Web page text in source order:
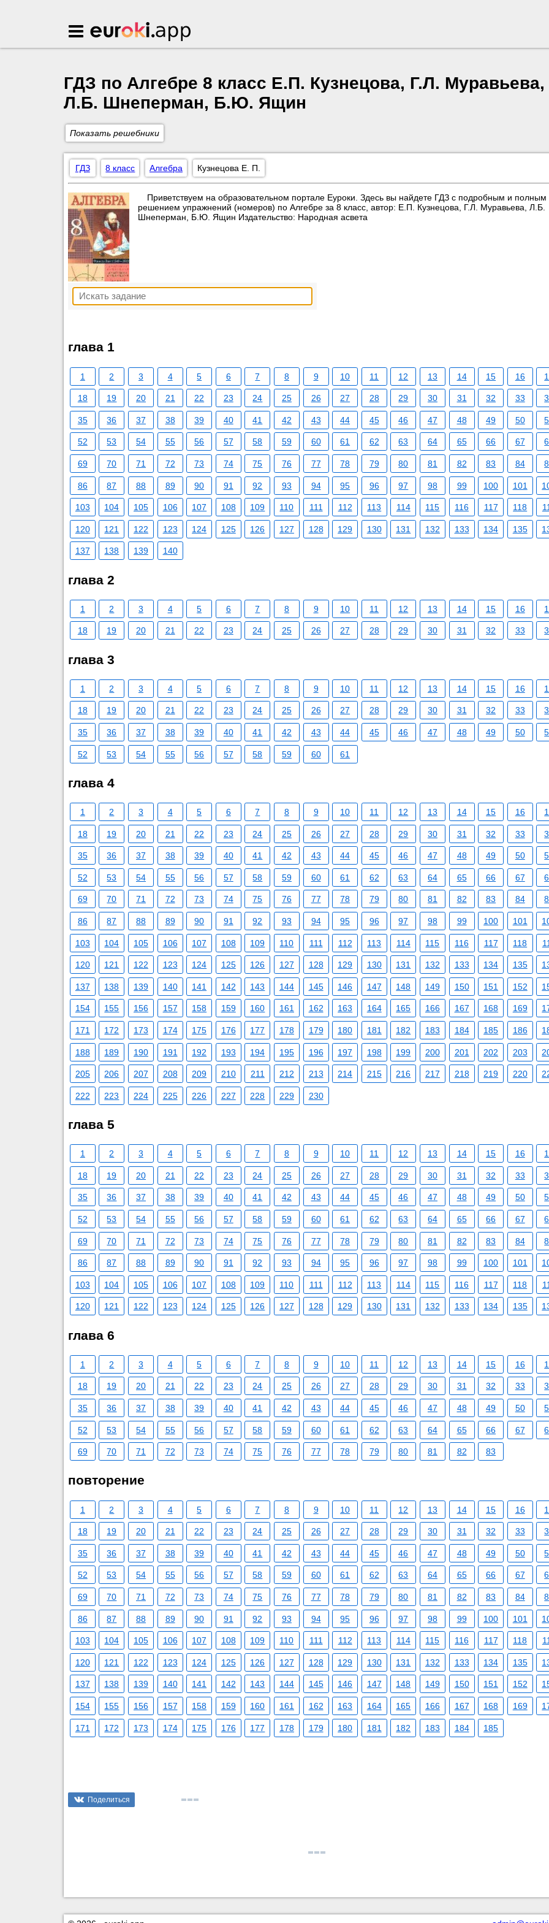
Euroki.app
ГДЗ по Алгебре 8 класс Е.П. Кузнецова, Г.Л. Муравьева,
Л.Б. Шнеперман, Б.Ю. Ящин
Показать решебники
ГДЗ 8 класс Алгебра Кузнецова Е. П.
Приветствуем на образовательном портале Еуроки. Здесь вы найдете ГДЗ с подробным и полным
решением упражнений (номеров) по Алгебре за 8 класс, автор: Е.П. Кузнецова, Г.Л. Муравьева, Л.Б.
Шнеперман, Б.Ю. Ящин Издательство: Народная асвета
глава 1
1 2 3 4 5 6 7 8 9 10 11 12 13 14 15 16
18 19 20 21 22 23 24 25 26 27 28 29 30 31 32 33
35 36 37 38 39 40 41 42 43 44 45 46 47 48 49 50
52 53 54 55 56 57 58 59 60 61 62 63 64 65 66 67
69 70 71 72 73 74 75 76 77 78 79 80 81 82 83 84
86 87 88 89 90 91 92 93 94 95 96 97 98 99 100 101
103 104 105 106 107 108 109 110 111 112 113 114 115 116 117 118
120 121 122 123 124 125 126 127 128 129 130 131 132 133 134 135
137 138 139 140
глава 2
1 2 3 4 5 6 7 8 9 10 11 12 13 14 15 16
18 19 20 21 22 23 24 25 26 27 28 29 30 31 32 33
глава 3
1 2 3 4 5 6 7 8 9 10 11 12 13 14 15 16
18 19 20 21 22 23 24 25 26 27 28 29 30 31 32 33
35 36 37 38 39 40 41 42 43 44 45 46 47 48 49 50
52 53 54 55 56 57 58 59 60 61
глава 4
1 2 3 4 5 6 7 8 9 10 11 12 13 14 15 16
18 19 20 21 22 23 24 25 26 27 28 29 30 31 32 33
35 36 37 38 39 40 41 42 43 44 45 46 47 48 49 50
52 53 54 55 56 57 58 59 60 61 62 63 64 65 66 67
69 70 71 72 73 74 75 76 77 78 79 80 81 82 83 84
86 87 88 89 90 91 92 93 94 95 96 97 98 99 100 101
103 104 105 106 107 108 109 110 111 112 113 114 115 116 117 118
120 121 122 123 124 125 126 127 128 129 130 131 132 133 134 135
137 138 139 140 141 142 143 144 145 146 147 148 149 150 151 152
154 155 156 157 158 159 160 161 162 163 164 165 166 167 168 169
171 172 173 174 175 176 177 178 179 180 181 182 183 184 185 186
188 189 190 191 192 193 194 195 196 197 198 199 200 201 202 203
205 206 207 208 209 210 211 212 213 214 215 216 217 218 219 220
222 223 224 225 226 227 228 229 230
глава 5
1 2 3 4 5 6 7 8 9 10 11 12 13 14 15 16
18 19 20 21 22 23 24 25 26 27 28 29 30 31 32 33
35 36 37 38 39 40 41 42 43 44 45 46 47 48 49 50
52 53 54 55 56 57 58 59 60 61 62 63 64 65 66 67
69 70 71 72 73 74 75 76 77 78 79 80 81 82 83 84
86 87 88 89 90 91 92 93 94 95 96 97 98 99 100 101
103 104 105 106 107 108 109 110 111 112 113 114 115 116 117 118
120 121 122 123 124 125 126 127 128 129 130 131 132 133 134 135
глава 6
1 2 3 4 5 6 7 8 9 10 11 12 13 14 15 16
18 19 20 21 22 23 24 25 26 27 28 29 30 31 32 33
35 36 37 38 39 40 41 42 43 44 45 46 47 48 49 50
52 53 54 55 56 57 58 59 60 61 62 63 64 65 66 67
69 70 71 72 73 74 75 76 77 78 79 80 81 82 83
повторение
1 2 3 4 5 6 7 8 9 10 11 12 13 14 15 16
18 19 20 21 22 23 24 25 26 27 28 29 30 31 32 33
35 36 37 38 39 40 41 42 43 44 45 46 47 48 49 50
52 53 54 55 56 57 58 59 60 61 62 63 64 65 66 67
69 70 71 72 73 74 75 76 77 78 79 80 81 82 83 84
86 87 88 89 90 91 92 93 94 95 96 97 98 99 100 101
103 104 105 106 107 108 109 110 111 112 113 114 115 116 117 118
120 121 122 123 124 125 126 127 128 129 130 131 132 133 134 135
137 138 139 140 141 142 143 144 145 146 147 148 149 150 151 152
154 155 156 157 158 159 160 161 162 163 164 165 166 167 168 169
171 172 173 174 175 176 177 178 179 180 181 182 183 184 185
Поделиться